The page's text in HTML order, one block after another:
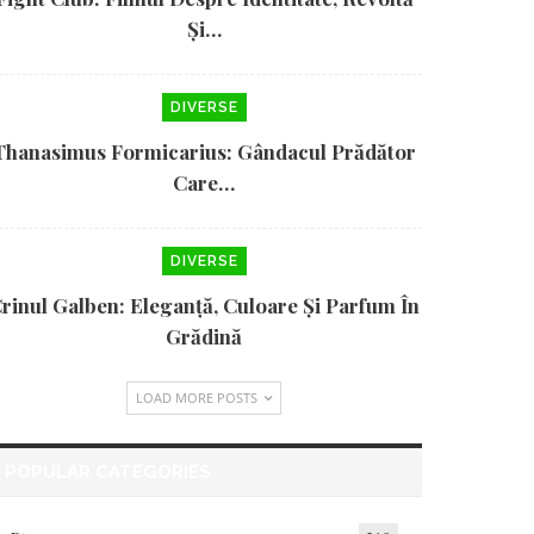
Și…
DIVERSE
Formicarius: Gândacul Prădător
Care…
DIVERSE
Galben: Eleganță, Culoare Și Parfum În
Grădină
LOAD MORE POSTS